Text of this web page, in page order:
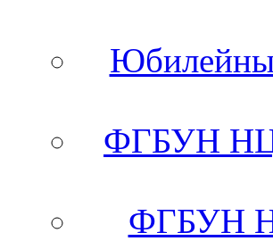
ФГБУН
ФГБУН